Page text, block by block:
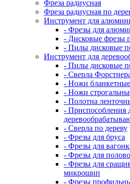
Фреза радиусная
Фреза радиусная по
Инструмент для
- Фрезы для
- Дисковые фрезы
- Пилы дисковые
Инструмент для
- Пилы дисковые
- Сверла
- Ножи
- Ножи
- Полотна
- Приспособления
- Сверла по дереву
- Фрезы для бруса
- Фрезы для
- Фрезы для
- Фрезы для
микрошип
- Фрезы